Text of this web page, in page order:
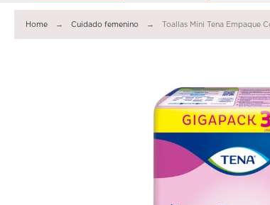
Home Cuidado femenino Toallas Mini Tena Empaque